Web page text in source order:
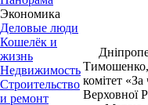
Экономика
Деловые люди
Кошелёк и
жизнь
Недвижимость
Строительство
и ремонт
Тимошенко,
комітет
Верховної